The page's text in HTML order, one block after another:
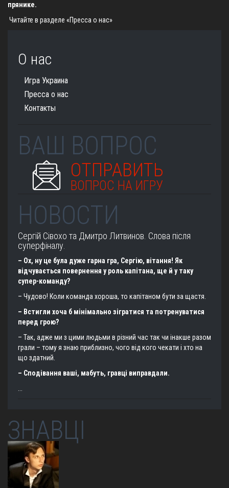
прянике.
Читайте в разделе «Пресса о нас»
О нас
Игра Украина
Пресса о нас
Контакты
ВАШ ВОПРОС
ОТПРАВИТЬ
ВОПРОС НА ИГРУ
НОВОСТИ
Сергій Сівохо та Дмитро Литвинов. Слова після
суперфіналу.
– Ох, ну це була дуже гарна гра, Сергію, вітання! Як
відчувається повернення у роль капітана, ще й у таку
супер-команду?
– Чудово! Коли команда хороша, то капітаном бути за щастя.
– Встигли хоча б мінімально зігратися та потренуватися
перед грою?
– Так, адже ми з цими людьми в різний час так чи інакше разом
грали – тому я знаю приблизно, чого від кого чекати і хто на
що здатний.
– Сподівання ваші, мабуть, гравці виправдали.
ЗНАВЦІ